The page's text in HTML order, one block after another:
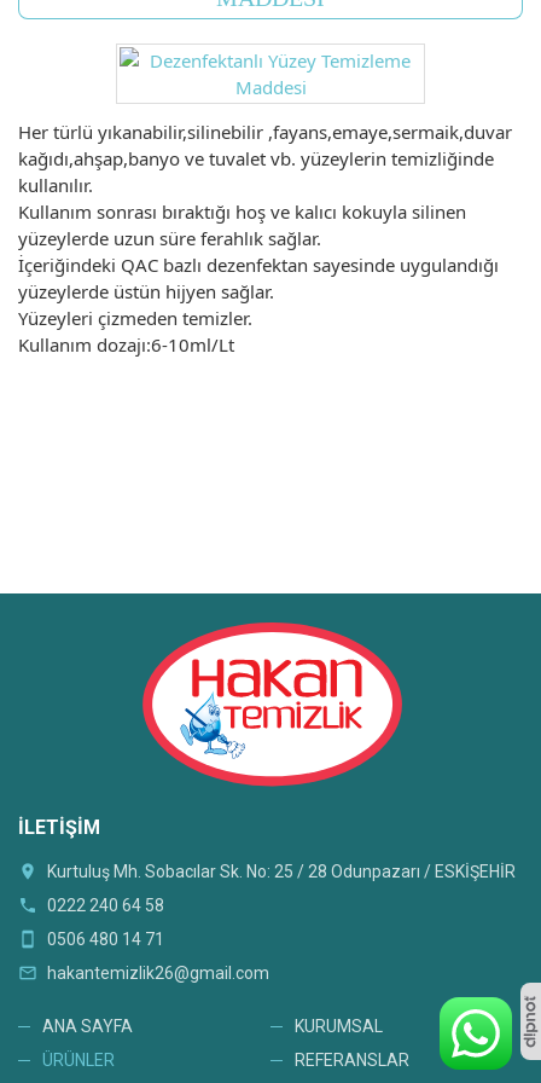
Her türlü yıkanabilir,silinebilir ,fayans,emaye,sermaik,duvar
kağıdı,ahşap,banyo ve tuvalet vb. yüzeylerin temizliğinde
kullanılır.
Kullanım sonrası bıraktığı hoş ve kalıcı kokuyla silinen
yüzeylerde uzun süre ferahlık sağlar.
İçeriğindeki QAC bazlı dezenfektan sayesinde uygulandığı
yüzeylerde üstün hijyen sağlar.
Yüzeyleri çizmeden temizler.
Kullanım dozajı:6-10ml/Lt
İLETIŞIM
location_on
Kurtuluş Mh. Sobacılar Sk. No: 25 / 28 Odunpazarı / ESKİŞEHİR
phone
0222 240 64 58
smartphone
0506 480 14 71
mail_outline
hakantemizlik26@gmail.com
ANA SAYFA
KURUMSAL
ÜRÜNLER
REFERANSLAR